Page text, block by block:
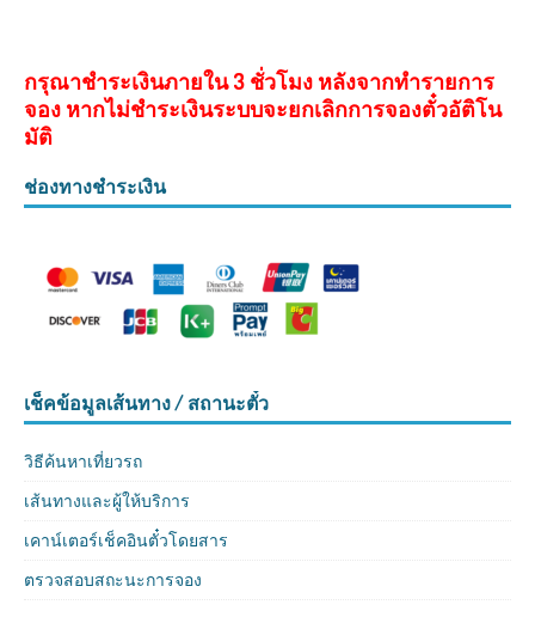
กรุณาชำระเงินภายใน 3 ชั่วโมง หลังจากทำรายการ
จอง หากไม่ชำระเงินระบบจะยกเลิกการจองตั๋วอัติโน
มัติ
ช่องทางชำระเงิน
เช็คข้อมูลเส้นทาง / สถานะตั๋ว
วิธีค้นหาเที่ยวรถ
เส้นทางและผู้ให้บริการ
เคาน์เตอร์เช็คอินตั๋วโดยสาร
ตรวจสอบสถะนะการจอง